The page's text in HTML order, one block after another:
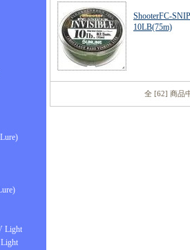
Light
ShooterFC-
10LB(75m)
全 [62] 商品